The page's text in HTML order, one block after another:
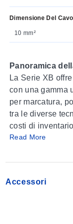
Dimensione Del
10 mm²
Panoramica
La Serie XB
con una gamma
per marcatura,
tra le diverse
costi di
morsettiera
flessibilità.
Descrizione
Read More
Accessori